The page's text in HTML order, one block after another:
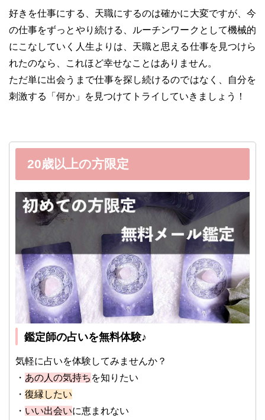
好きを仕事にする、天職にするのは確かに大変ですが、今
の仕事をずっとやり続ける、ルーチンワークとして機械的
にこなしていく人生よりは、天職と思える仕事を見つけら
れたのなら、これほど幸せなことはありません。
ただ単に出会うまで仕事を探し続けるのではなく、自分を
刺激する「何か」を見つけてトライしていきましょう！
20歳以上の方限定
鑑定師の占いを無料体験♪
気軽に占いを体験してみませんか？
・ あの人の気持ち を知りたい
・ 復縁したい
・ いい出会いに恵まれない